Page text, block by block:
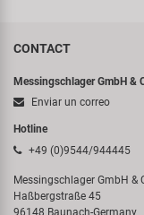
CONTACT
Messingschlager GmbH &
Enviar un correo
Hotline
+49 (0)9544/944445
Messingschlager GmbH &
Haßbergstraße 45
96148 Baunach-Germany